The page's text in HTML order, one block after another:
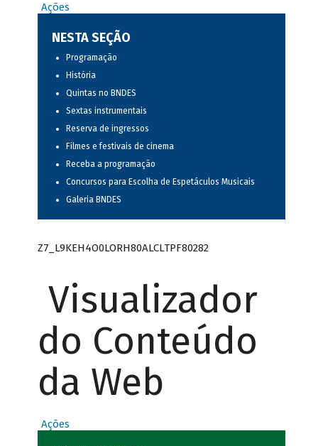
Ações
NESTA SEÇÃO
Programação
História
Quintas no BNDES
Sextas instrumentais
Reserva de ingressos
Filmes e festivais de cinema
Receba a programação
Concursos para Escolha de Espetáculos Musicais
Galeria BNDES
Z7_L9KEH4O0LORH80ALCLTPF80282
Visualizador
do Conteúdo
da Web
Ações